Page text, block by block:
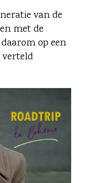
van de
met de
op een